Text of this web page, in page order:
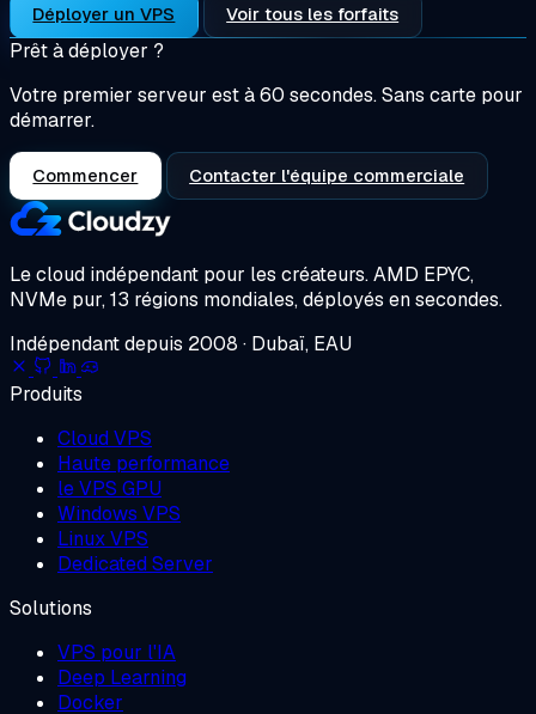
Déployer un VPS Voir tous les forfaits
Prêt à déployer ?
Votre premier serveur est à 60 secondes. Sans carte pour
démarrer.
Commencer Contacter l'équipe commerciale
Le cloud indépendant pour les créateurs.AMD EPYC,
NVMe pur, 13 régions mondiales, déployés en secondes.
Indépendant depuis 2008 · Dubaï, EAU
Produits
Cloud VPS
Haute performance
le VPS GPU
Windows VPS
Linux VPS
Dedicated Server
Solutions
VPS pour l'IA
Deep Learning
Docker